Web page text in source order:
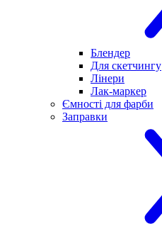
Блендер
Для скетчингу
Лінери
Лак-маркер
Ємності для фарби
Заправки